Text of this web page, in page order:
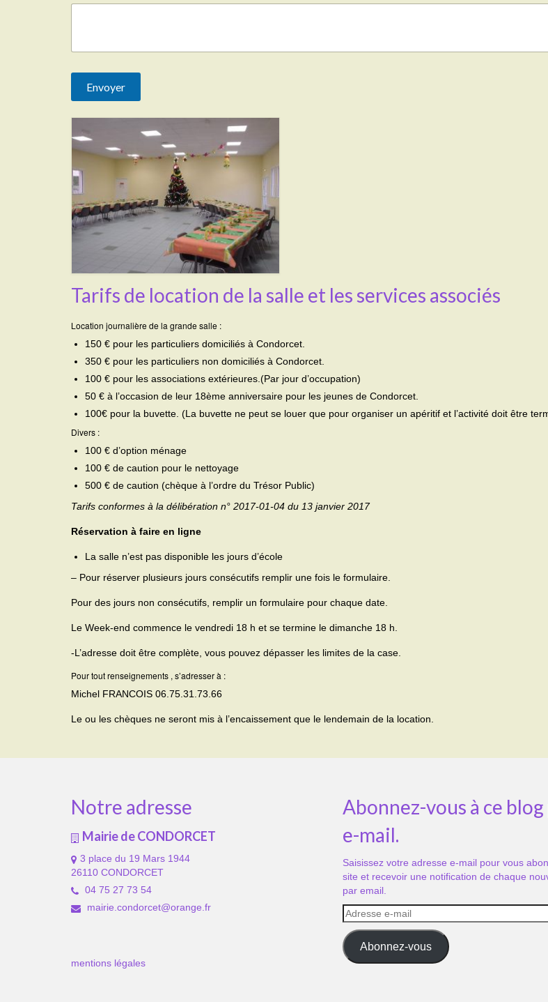
Tarifs de location de la salle et les services associés
Location journalière de la grande salle :
150 € pour les particuliers domiciliés à Condorcet.
350 € pour les particuliers non domiciliés à Condorcet.
100 € pour les associations extérieures.(Par jour d’occupation)
50 € à l’occasion de leur 18ème anniversaire pour les jeunes de Condorcet.
100€ pour la buvette. (La buvette ne peut se louer que pour organiser un apéritif et l’activité doit être
Divers :
100 € d’option ménage
100 € de caution pour le nettoyage
500 € de caution (chèque à l’ordre du Trésor Public)
Tarifs conformes à la délibération n° 2017-01-04 du 13 janvier 2017
Réservation à faire en ligne
La salle n’est pas disponible les jours d’école
– Pour réserver plusieurs jours consécutifs remplir une fois le formulaire.
Pour des jours non consécutifs, remplir un formulaire pour chaque date.
Le Week-end commence le vendredi 18 h et se termine le dimanche 18 h.
-L’adresse doit être complète, vous pouvez dépasser les limites de la case.
Pour tout renseignements , s’adresser à :
Michel FRANCOIS 06.75.31.73.66
Le ou les chèques ne seront mis à l’encaissement que le lendemain de la location.
Notre adresse
Mairie de CONDORCET
3 place du 19 Mars 1944
26110 CONDORCET
04 75 27 73 54
mairie.condorcet@orange.fr
mentions légales
Abonnez-vous à ce blog
e-mail.
Saisissez votre adresse e-mail pour vous
site et recevoir une notification de chaque
par email.
Adresse
e-
mail
Abonnez-vous